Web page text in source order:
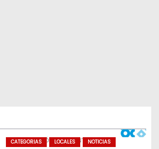
CATEGORIAS LOCALES NOTICIAS